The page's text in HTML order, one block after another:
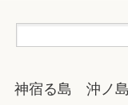
神宿る島 沖ノ